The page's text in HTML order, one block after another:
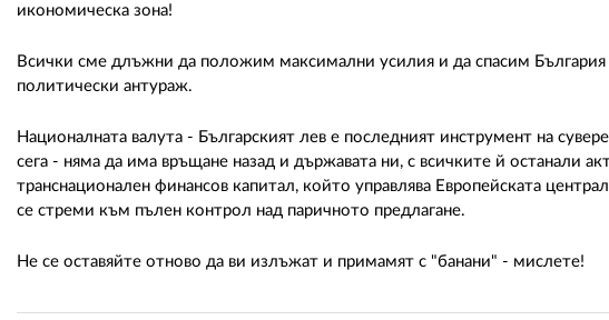
икономическа зона!
Всички сме длъжни да положим максимални усилия и да спасим
политически антураж.
Националната валута - Българският лев е последният инструмент на
сега - няма да има връщане назад и държавата ни, с всичките й останали
транснационален финансов капитал, който управлява Европейската
се стреми към пълен контрол над паричното предлагане.
Не се оставяйте отново да ви излъжат и примамят с "банани" - мислете!